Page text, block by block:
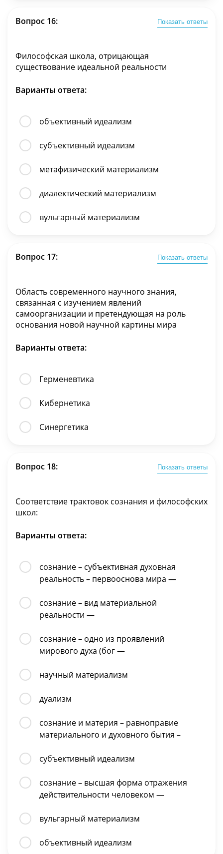
Вопрос 16: Показать ответы
Философская школа, отрицающая
существование идеальной реальности
Варианты ответа:
объективный идеализм
субъективный идеализм
метафизический материализм
диалектический материализм
вульгарный материализм
Вопрос 17: Показать ответы
Область современного научного знания,
связанная с изучением явлений
самоорганизации и претендующая на роль
основания новой научной картины мира
Варианты ответа:
Герменевтика
Кибернетика
Синергетика
Вопрос 18: Показать ответы
Соответствие трактовок сознания и философских
школ:
Варианты ответа:
сознание – субъективная духовная
реальность – первооснова мира —
сознание – вид материальной
реальности —
сознание – одно из проявлений
мирового духа (бог —
научный материализм
дуализм
сознание и материя – равноправие
материального и духовного бытия –
субъективный идеализм
сознание – высшая форма отражения
действительности человеком —
вульгарный материализм
объективный идеализм